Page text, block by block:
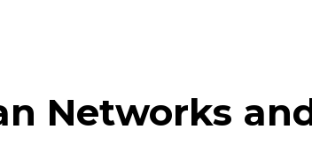
Networks